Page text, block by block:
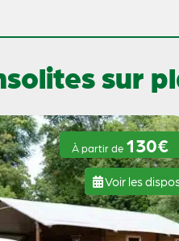
sur
À partir de 130€
Voir les